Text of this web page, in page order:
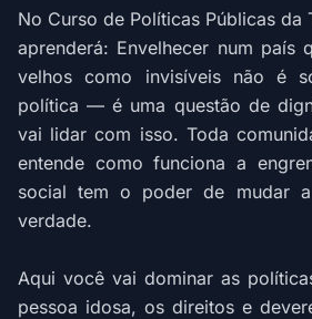
No Curso de Políticas Públicas da
aprenderá: Envelhecer num país
velhos como invisíveis não é
política — é uma questão de
vai lidar com isso. Toda
entende como funciona a
social tem o poder de mudar
verdade.
Aqui você vai dominar as
pessoa idosa, os direitos e